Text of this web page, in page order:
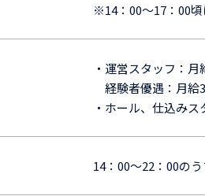
※14：00～17：00
・運営スタッフ：
経験者優遇：月給
・ホール、仕込み
14：00～22：00の